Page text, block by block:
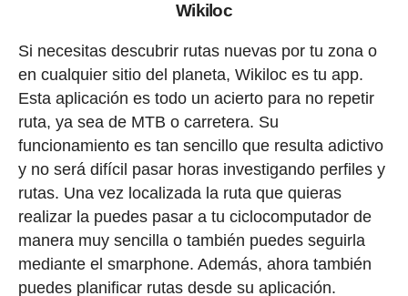
Wikiloc
Si necesitas descubrir rutas nuevas por tu zona o
en cualquier sitio del planeta, Wikiloc es tu app.
Esta aplicación es todo un acierto para no repetir
ruta, ya sea de MTB o carretera. Su
funcionamiento es tan sencillo que resulta adictivo
y no será difícil pasar horas investigando perfiles y
rutas. Una vez localizada la ruta que quieras
realizar la puedes pasar a tu ciclocomputador de
manera muy sencilla o también puedes seguirla
mediante el smarphone. Además, ahora también
puedes planificar rutas desde su aplicación.